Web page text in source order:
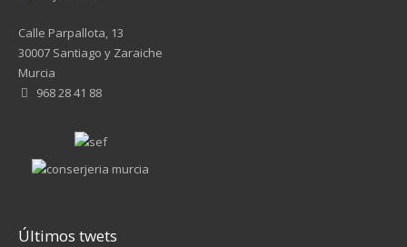
Calle Parpallota, 13
30007 Santiago y Zaraiche
Murcia
968 28 41 88
Últimos twets